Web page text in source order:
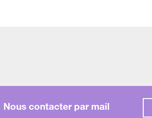
Nous contacter par mail